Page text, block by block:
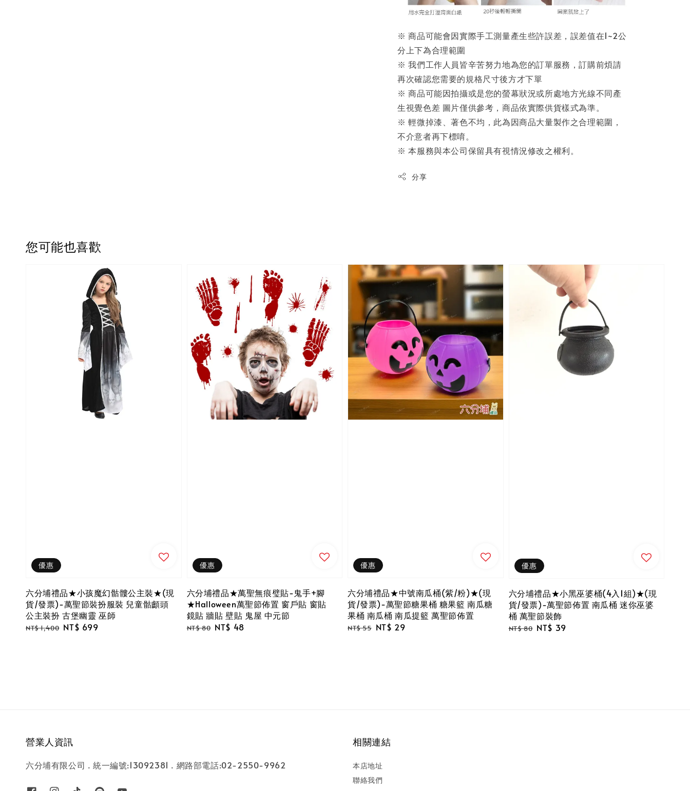
※ 商品可能會因實際手工測量產生些許誤差，誤差值在1~2公
分上下為合理範圍
※ 我們工作人員皆辛苦努力地為您的訂單服務，訂購前煩請
再次確認您需要的規格尺寸後方才下單
※ 商品可能因拍攝或是您的螢幕狀況或所處地方光線不同產
生視覺色差 圖片僅供參考，商品依實際供貨樣式為準。
※ 輕微掉漆、著色不均，此為因商品大量製作之合理範圍，
不介意者再下標唷。
※ 本服務與本公司保留具有視情況修改之權利。
分享
您可能也喜歡
優惠
六分埔禮品★小孩魔幻骷髏公主裝★(現
貨/發票)-萬聖節裝扮服裝 兒童骷顱頭
公主裝扮 古堡幽靈 巫師
Regular
NT$ 1,400 Sale
NT$ 699
優惠
六分埔禮品★萬聖無痕璧貼-鬼手+腳
★Halloween萬聖節佈置 窗戶貼 窗貼
鏡貼 牆貼 壁貼 鬼屋 中元節
Regular
NT$ 80 Sale
NT$ 48
優惠
六分埔禮品★中號南瓜桶(紫/粉)★(現
貨/發票)-萬聖節糖果桶 糖果籃 南瓜糖
果桶 南瓜桶 南瓜提籃 萬聖節佈置
Regular
NT$ 55 Sale
NT$ 29
優惠
六分埔禮品★小黑巫婆桶(4入1組)★(現
貨/發票)-萬聖節佈置 南瓜桶 迷你巫婆
桶 萬聖節裝飾
Regular
NT$ 80 Sale
NT$ 39
營業人資訊
六分埔有限公司 . 統一編號:13092381 . 網路部電話:02-2550-9962
相關連結
本店地址
聯絡我們